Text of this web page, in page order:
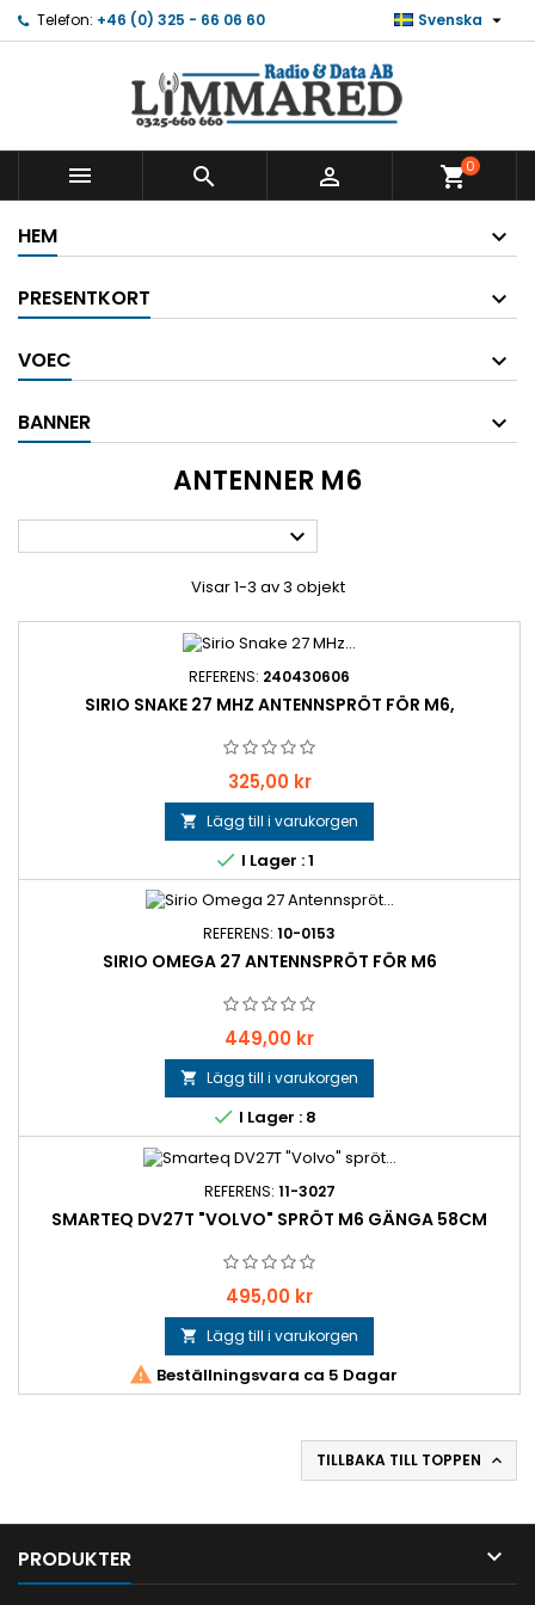
Telefon: +46 (0) 325 - 66 06 60 Svenska 
   shopping_cart0
HEM
PRESENTKORT
VOEC
BANNER
ANTENNER M6

Visar 1-3 av 3 objekt
REFERENS: 240430606
SIRIO SNAKE 27 MHZ ANTENNSPRÖT FÖR M6,
Pris
325,00 kr
 Lägg till i varukorgen
 I Lager : 1
REFERENS: 10-0153
SIRIO OMEGA 27 ANTENNSPRÖT FÖR M6
Pris
449,00 kr
 Lägg till i varukorgen
 I Lager : 8
REFERENS: 11-3027
SMARTEQ DV27T "VOLVO" SPRÖT M6 GÄNGA 58CM
Pris
495,00 kr
 Lägg till i varukorgen
 Beställningsvara ca 5 Dagar
TILLBAKA TILL TOPPEN 
PRODUKTER 